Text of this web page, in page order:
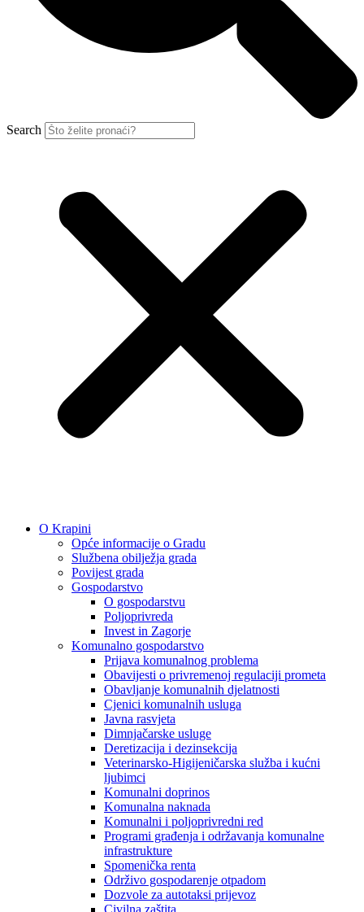
Search
O Krapini
Opće informacije o Gradu
Službena obilježja grada
Povijest grada
Gospodarstvo
O gospodarstvu
Poljoprivreda
Invest in Zagorje
Komunalno gospodarstvo
Prijava komunalnog problema
Obavijesti o privremenoj regulaciji prometa
Obavljanje komunalnih djelatnosti
Cjenici komunalnih usluga
Javna rasvjeta
Dimnjačarske usluge
Deretizacija i dezinsekcija
Veterinarsko-Higijeničarska služba i kućni
ljubimci
Komunalni doprinos
Komunalna naknada
Komunalni i poljoprivredni red
Programi građenja i održavanja komunalne
infrastrukture
Spomenička renta
Održivo gospodarenje otpadom
Dozvole za autotaksi prijevoz
Civilna zaštita